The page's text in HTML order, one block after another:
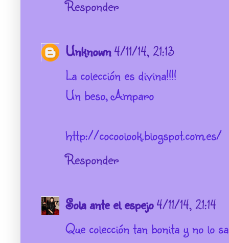
Responder
Unknown4/11/14, 21:13
La colección es divina!!!!
Un beso, Amparo
http://cocoolook.blogspot.com.es/
Responder
Sola ante el espejo4/11/14, 21:14
Que colección tan bonita y no lo